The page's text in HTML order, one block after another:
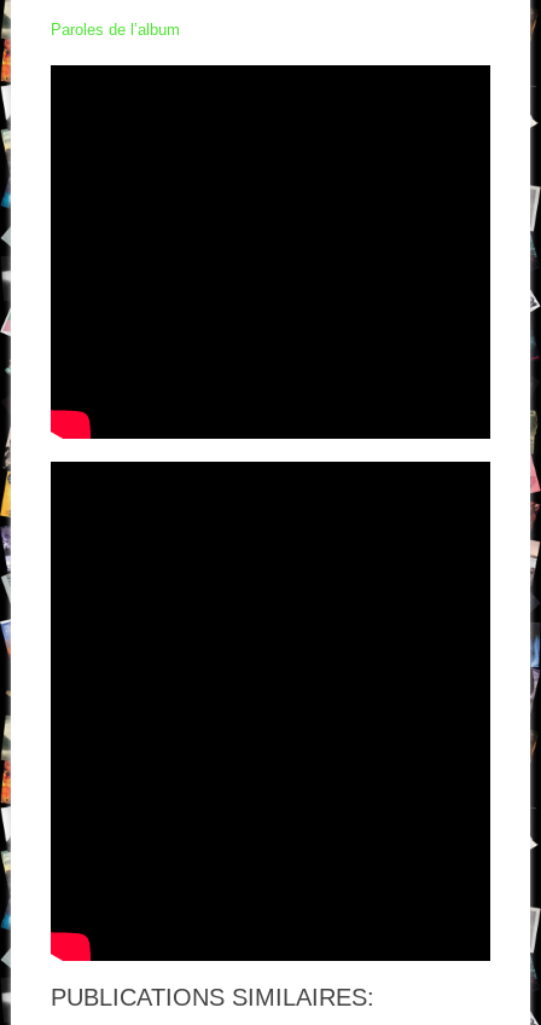
Paroles de l’album
PUBLICATIONS SIMILAIRES: